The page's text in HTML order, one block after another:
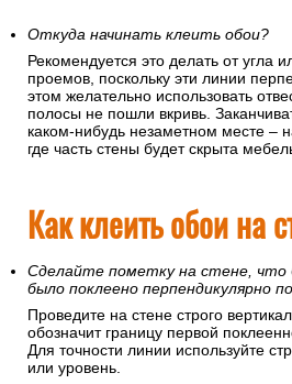
Откуда начинать клеить обои?
Рекомендуется это делать от угла
проемов, поскольку эти линии
этом желательно использовать
полосы не пошли вкривь.
каком-нибудь незаметном месте –
где часть стены будет скрыта
Как клеить обои на
Сделайте пометку на стене, что
было поклеено перпендикулярно
Проведите на стене строго
обозначит границу первой
Для точности линии используйте
или уровень.